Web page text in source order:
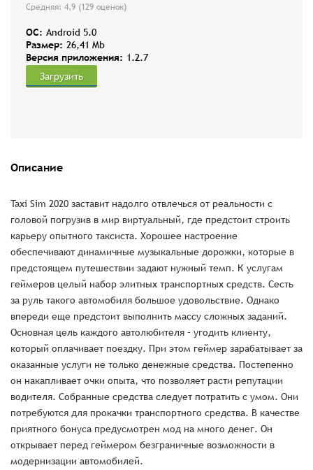
Средняя: 4,9 (129 оценок)
OC: Android 5.0
Размер: 26,41 Mb
Версия приложения: 1.2.7
Загрузить
Описание
Taxi Sim 2020 заставит надолго отвлечься от реальности с
головой погрузив в мир виртуальный, где предстоит строить
карьеру опытного таксиста. Хорошее настроение
обеспечивают динамичные музыкальные дорожки, которые в
предстоящем путешествии задают нужный темп. К услугам
геймеров целый набор элитных транспортных средств. Сесть
за руль такого автомобиля большое удовольствие. Однако
впереди еще предстоит выполнить массу сложных заданий.
Основная цель каждого автолюбителя – угодить клиенту,
который оплачивает поездку. При этом геймер зарабатывает за
оказанные услуги не только денежные средства. Постепенно
он накапливает очки опыта, что позволяет расти репутации
водителя. Собранные средства следует потратить с умом. Они
потребуются для прокачки транспортного средства. В качестве
приятного бонуса предусмотрен мод на много денег. Он
открывает перед геймером безграничные возможности в
модернизации автомобилей.